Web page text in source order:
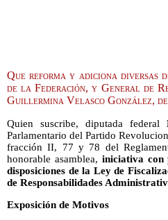
Que reforma y adiciona diversas
de la Federación, y General de
Guillermina Velasco González,
Quien suscribe, diputada federal
Parlamentario del Partido
fracción II, 77 y 78 del
honorable asamblea, iniciativa con
disposiciones de la Ley de
de Responsabilidades
Exposición de Motivos